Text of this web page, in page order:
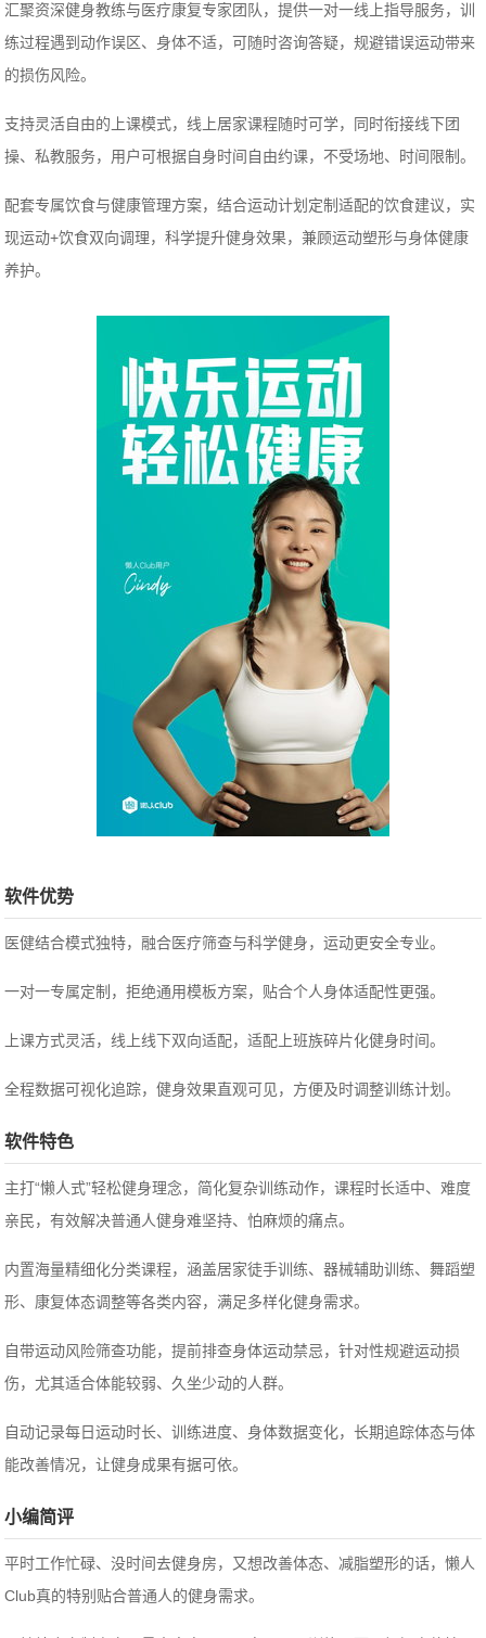
汇聚资深健身教练与医疗康复专家团队，提供一对一线上指导服务，训
练过程遇到动作误区、身体不适，可随时咨询答疑，规避错误运动带来
的损伤风险。
支持灵活自由的上课模式，线上居家课程随时可学，同时衔接线下团
操、私教服务，用户可根据自身时间自由约课，不受场地、时间限制。
配套专属饮食与健康管理方案，结合运动计划定制适配的饮食建议，实
现运动+饮食双向调理，科学提升健身效果，兼顾运动塑形与身体健康
养护。
软件优势
医健结合模式独特，融合医疗筛查与科学健身，运动更安全专业。
一对一专属定制，拒绝通用模板方案，贴合个人身体适配性更强。
上课方式灵活，线上线下双向适配，适配上班族碎片化健身时间。
全程数据可视化追踪，健身效果直观可见，方便及时调整训练计划。
软件特色
主打“懒人式”轻松健身理念，简化复杂训练动作，课程时长适中、难度
亲民，有效解决普通人健身难坚持、怕麻烦的痛点。
内置海量精细化分类课程，涵盖居家徒手训练、器械辅助训练、舞蹈塑
形、康复体态调整等各类内容，满足多样化健身需求。
自带运动风险筛查功能，提前排查身体运动禁忌，针对性规避运动损
伤，尤其适合体能较弱、久坐少动的人群。
自动记录每日运动时长、训练进度、身体数据变化，长期追踪体态与体
能改善情况，让健身成果有据可依。
小编简评
平时工作忙碌、没时间去健身房，又想改善体态、减脂塑形的话，懒人
Club真的特别贴合普通人的健身需求。